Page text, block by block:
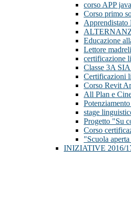
corso APP
Corso primo
Apprendistato
Educazione
Lettore
certificazione
Classe 3A
Certificazioni
Corso Revit
All Plan e
stage
Progetto "Su
Corso
"Scuola
INIZIATIVE 2016/